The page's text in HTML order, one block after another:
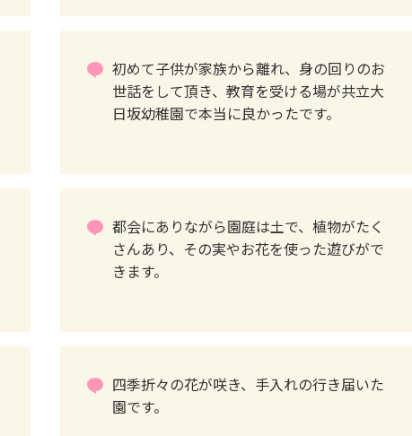
初めて子供が家族から離れ、身の回りのお
世話をして頂き、教育を受ける場が共立大
日坂幼稚園で本当に良かったです。
都会にありながら園庭は土で、植物がたく
さんあり、その実やお花を使った遊びがで
きます。
四季折々の花が咲き、手入れの行き届いた
園です。